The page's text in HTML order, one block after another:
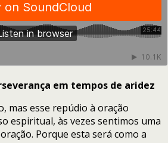
em tempos de aridez
mas esse repúdio à oração
espiritual, às vezes sentimos uma
Porque esta será como a